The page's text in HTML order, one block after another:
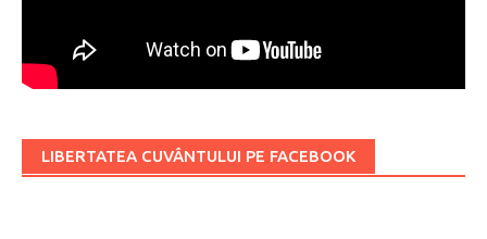
LIBERTATEA CUVÂNTULUI PE FACEBOOK